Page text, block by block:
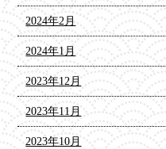
2024年2月
2024年1月
2023年12月
2023年11月
2023年10月